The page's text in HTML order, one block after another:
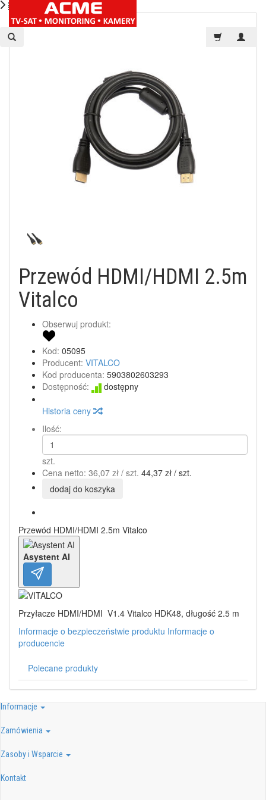
Przewód HDMI/HDMI 2.5m
Vitalco
Obserwuj produkt:
Kod: 05095
Producent: VITALCO
Kod producenta: 5903802603293
Dostępność:
dostępny
Historia ceny
Ilość:
szt.
Cena netto: 36,07 zł / szt. 44,37 zł / szt.
dodaj do koszyka
Przewód HDMI/HDMI 2.5m Vitalco
Asystent AI
Przyłacze HDMI/HDMI V1.4 Vitalco HDK48, długość 2.5 m
Informacje o bezpieczeństwie produktu Informacje o
producencie
Polecane produkty
Informacje
Zamówienia
Zasoby i Wsparcie
Kontakt